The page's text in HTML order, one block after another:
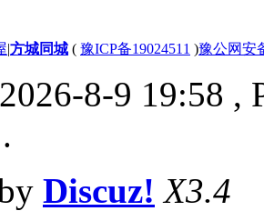
|方城同城 ( 豫ICP备19024511 )豫公网安
8-9 19:58 ,
Discuz! X3.4